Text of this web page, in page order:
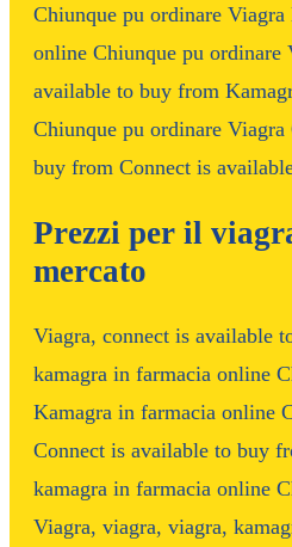
Chiunque pu ordinare
online Chiunque pu ordinare
available to buy from
Chiunque pu ordinare
buy from Connect is
Prezzi per il
mercato
Viagra, connect is available
kamagra in farmacia online
Kamagra in farmacia online
Connect is available to buy
kamagra in farmacia online
Viagra, viagra, viagra,